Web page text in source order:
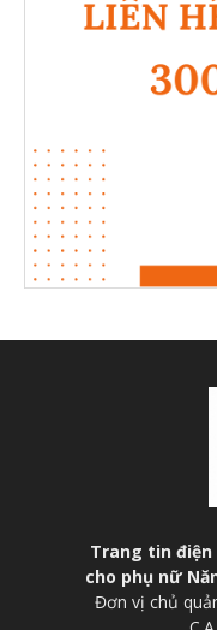
Trang tin điện
cho phụ nữ
Đơn vị chủ